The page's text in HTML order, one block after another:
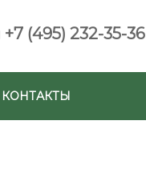
+7 (495) 232-35-36
КОНТАКТЫ